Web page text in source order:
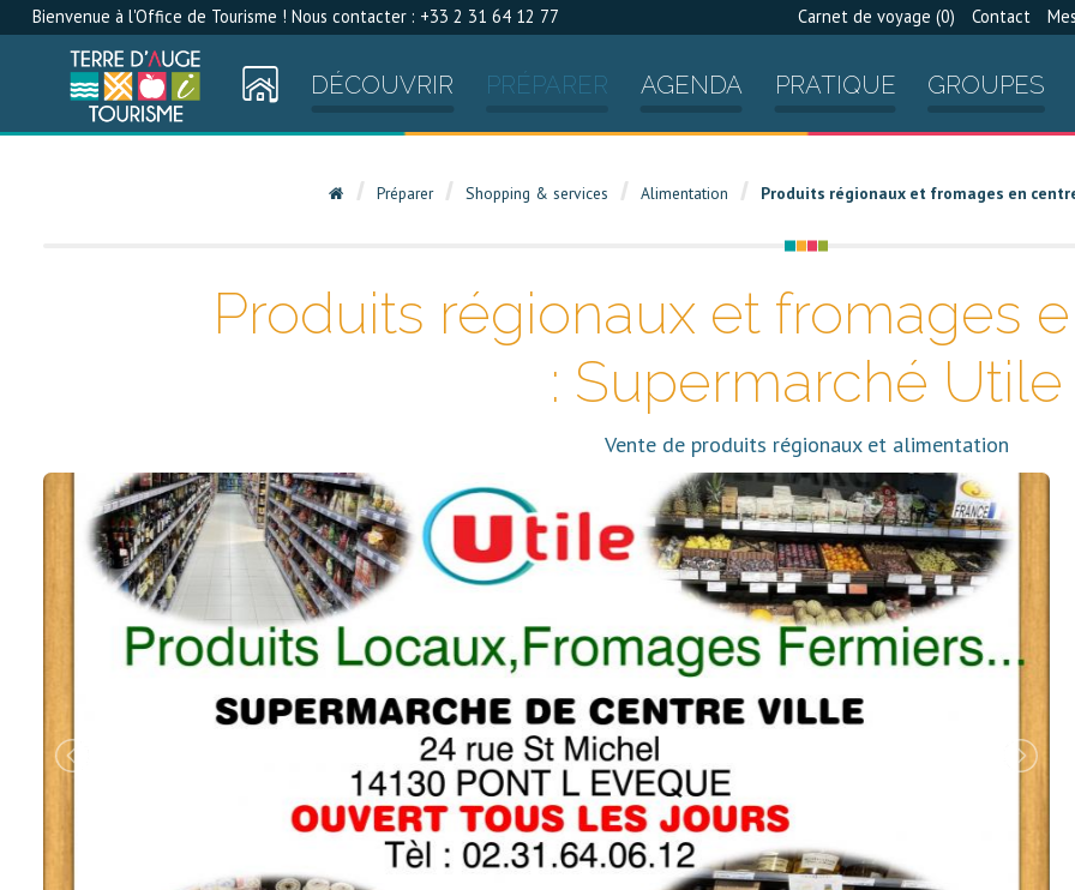
Bienvenue à l'Office de Tourisme ! Nous contacter : +33 2 31 64 12 77 Carnet de voyage (0) Contact
DÉCOUVRIR PRÉPARER AGENDA PRATIQUE GROUPES
Préparer Shopping & services Alimentation Produits régionaux et fromages en
Produits régionaux et fromages
: Supermarché Utile
Vente de produits régionaux et alimentation